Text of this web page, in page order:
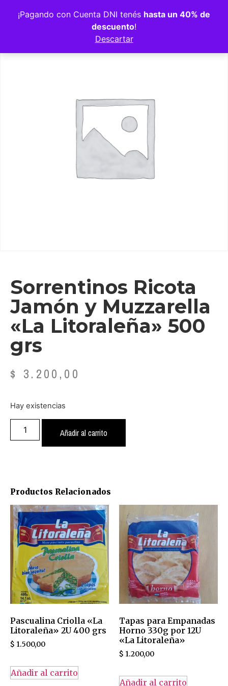
¡Pagando con Cuenta DNI tenés hasta un 40% de
descuento!
Descartar
Volver a la tienda
Sorrentinos Ricota
Jamón y Muzzarella
«La Litoraleña» 500
grs
$ 3.200,00
Hay existencias
Añadir al carrito
Productos Relacionados
Pascualina Criolla «La
Litoraleña» 2U 400 grs
$ 1.500,00
Añadir al carrito
Tapas para Empanadas
Horno 330g por 12U
«La Litoraleña»
$ 1.200,00
Añadir al carrito